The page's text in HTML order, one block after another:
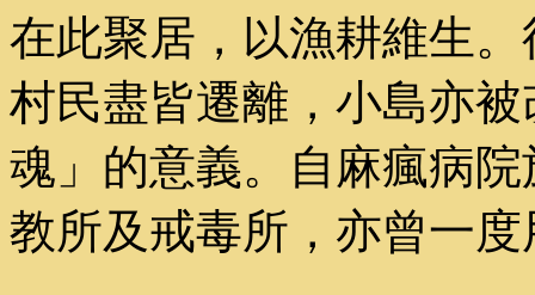
在此聚居，以漁耕維生
村民盡皆遷離，小島亦
魂」的意義。自麻瘋病
教所及戒毒所，亦曾一